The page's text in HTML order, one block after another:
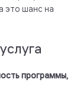
это шанс на
программы,